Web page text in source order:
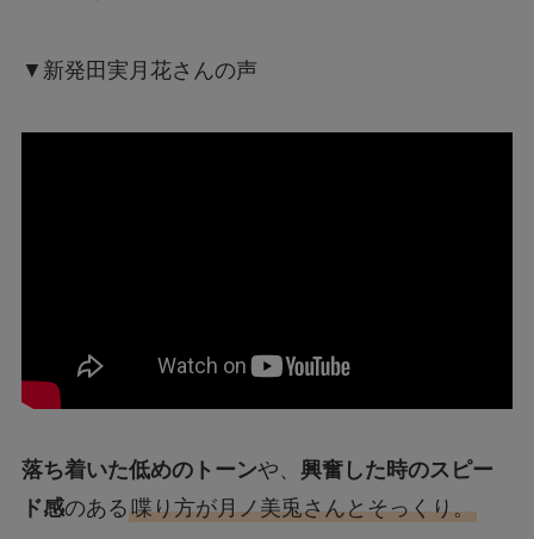
▼新発田実月花さんの声
落ち着いた低めのトーンや、 興奮した時のスピー
ド感のある喋り方が月ノ美兎さんとそっくり。